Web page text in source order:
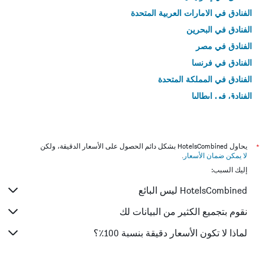
الفنادق في الامارات العربية المتحدة
الفنادق في البحرين
الفنادق في مصر
الفنادق في فرنسا
الفنادق في المملكة المتحدة
الفنادق في إيطاليا
*
يحاول HotelsCombined بشكل دائم الحصول على الأسعار الدقيقة، ولكن
لا يمكن ضمان الأسعار .
إليك السبب:
HotelsCombined ليس البائع
نقوم بتجميع الكثير من البيانات لك
لماذا لا تكون الأسعار دقيقة بنسبة 100٪؟